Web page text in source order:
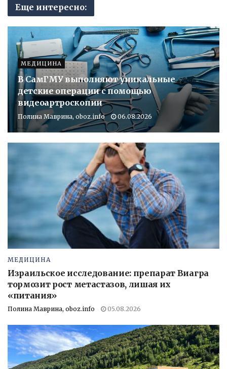
Еще интересно:
МЕДИЦИНА
В СамГМУ выполняют уникальные
детские операции с помощью
видеоартроскопии
Полина Маврина, oboz.info 06.08.2026
МЕДИЦИНА
Израильское исследование: препарат Виагра
тормозит рост метастазов, лишая их
«питания»
Полина Маврина, oboz.info 05.08.2026